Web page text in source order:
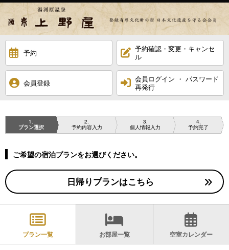
予約
予約確認・変更・キャンセ
ル
会員登録
会員ログイン ・ パスワード
再発行
1
プラン選択
2
予約内容入力
3
個人情報入力
4
予約完了
ご希望の宿泊プランをお選びください。
日帰りプランはこちら
プラン一覧 お部屋一覧 空室カレンダー